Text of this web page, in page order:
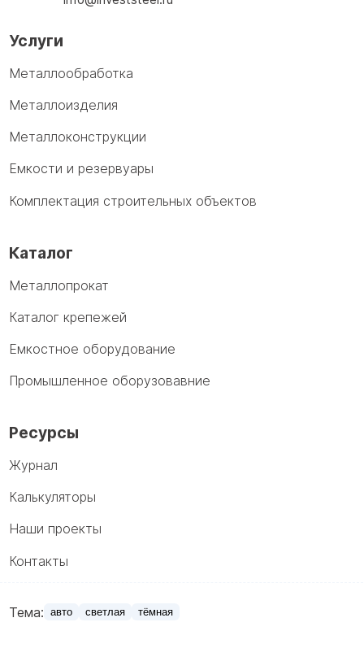
Услуги
Металлообработка
Металлоизделия
Металлоконструкции
Емкости и резервуары
Комплектация строительных объектов
Каталог
Металлопрокат
Каталог крепежей
Емкостное оборудование
Промышленное оборузовавние
Ресурсы
Журнал
Калькуляторы
Наши проекты
Контакты
Тема: авто светлая тёмная